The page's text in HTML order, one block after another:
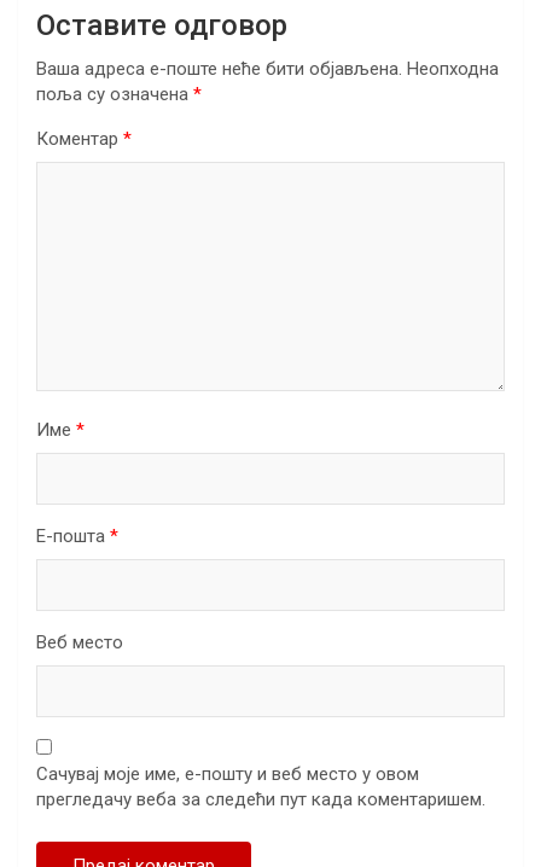
Оставите одговор
Ваша адреса е-поште неће бити објављена. Неопходна
поља су означена *
Коментар *
Име *
Е-пошта *
Веб место
Сачувај моје име, е-пошту и веб место у овом
прегледачу веба за следећи пут када коментаришем.